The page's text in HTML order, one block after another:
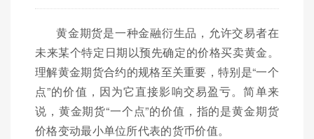
黄金期货是一种金融衍生品，允许交易者在
未来某个特定日期以预先确定的价格买卖黄金。
理解黄金期货合约的规格至关重要，特别是“一个
点”的价值，因为它直接影响交易盈亏。简单来
说，黄金期货“一个点”的价值，指的是黄金期货
价格变动最小单位所代表的货币价值。